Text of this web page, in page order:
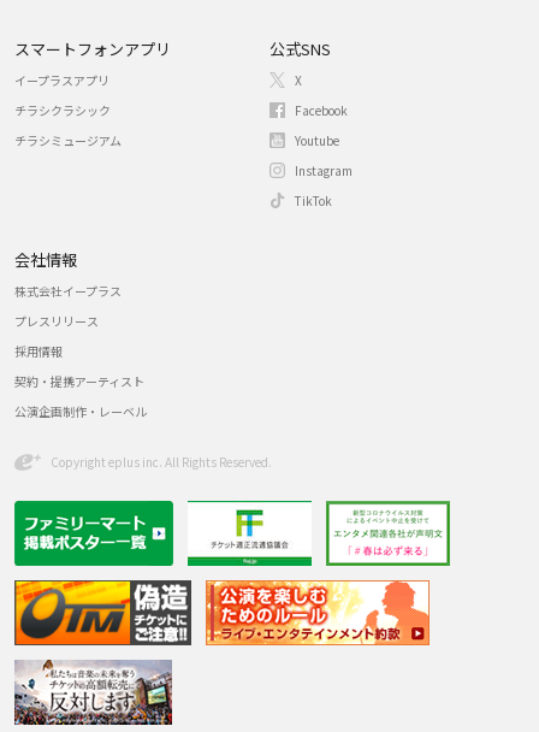
スマートフォンアプリ
イープラスアプリ
チラシクラシック
チラシミュージアム
公式SNS
X
Facebook
Youtube
Instagram
TikTok
会社情報
株式会社イープラス
プレスリリース
採用情報
契約・提携アーティスト
公演企画制作・レーベル
Copyright eplus inc. All Rights Reserved.